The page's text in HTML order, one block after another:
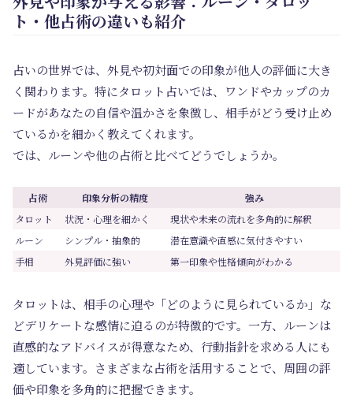
ト・他占術の違いも紹介
占いの世界では、外見や初対面での印象が他人の評価に大き
く関わります。特にタロット占いでは、ワンドやカップのカ
ードがあなたの自信や温かさを象徴し、相手がどう受け止め
ているかを細かく教えてくれます。
では、ルーンや他の占術と比べてどうでしょうか。
占術 印象分析の精度
強み
タロット
状況・心理を細かく
現状や未来の流れを多角的に解釈
ルーン
シンプル・抽象的
潜在意識や直感に気付きやすい
手相
外見評価に強い 第一印象や性格傾向がわかる
タロットは、相手の心理や「どのように見られているか」な
どデリケートな感情に迫るのが特徴的です。一方、ルーンは
直感的なアドバイスが得意なため、行動指針を求める人にも
適しています。さまざまな占術を活用することで、周囲の評
価や印象を多角的に把握できます。